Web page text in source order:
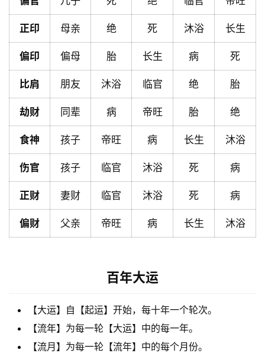
首
历
占
卜
命
理
A
登录 注册
正印 母亲 绝 死 沐浴 长生
偏印 偏母 胎 长生 病 死
比肩 朋友 沐浴 临官 绝 胎
劫财 同辈 病 帝旺 胎 绝
食神 孩子 帝旺 病 长生 沐浴
伤官 孩子 临官 沐浴 死 病
正财 妻财 临官 沐浴 死 病
偏财 父亲 帝旺 病 长生 沐浴
百年大运
【大运】自【起运】开始，每十年一个轮次。
【流年】为每一轮【大运】中的每一年。
【流月】为每一轮【流年】中的每个月份。